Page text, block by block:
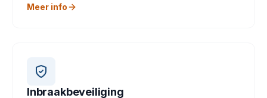
Meer info
Inbraakbeveiliging